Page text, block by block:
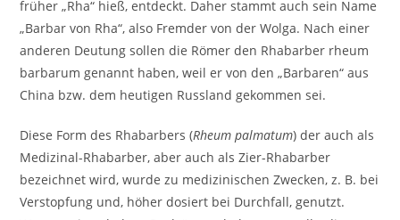
früher „Rha“ hieß, entdeckt. Daher stammt auch sein Name
„Barbar von Rha“, also Fremder von der Wolga. Nach einer
anderen Deutung sollen die Römer den Rhabarber rheum
barbarum genannt haben, weil er von den „Barbaren“ aus
China bzw. dem heutigen Russland gekommen sei.
Diese Form des Rhabarbers (Rheum palmatum) der auch als
Medizinal-Rhabarber, aber auch als Zier-Rhabarber
bezeichnet wird, wurde zu medizinischen Zwecken, z. B. bei
Verstopfung und, höher dosiert bei Durchfall, genutzt.